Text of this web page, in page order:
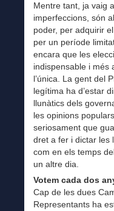
Mentre tant, ja vaig
imperfeccions, són
poder, per adquirir
per un període
encara que les
indispensable i més
l’única. La gent del
legítima ha d’estar
llunàtics dels
les opinions
seriosament que
dret a fer i dictar les
com en els temps
un altre dia.
Votem cada dos
Cap de les dues
Representants ha